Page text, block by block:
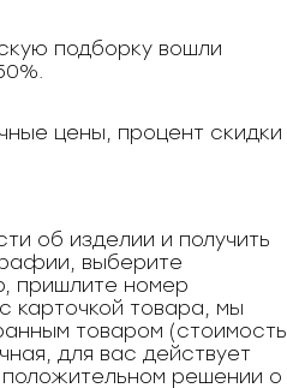
подборку вошли
цены, процент скидки
об изделии и получить
выберите
пришлите номер
карточкой товара, мы
товаром (стоимость
для вас действует
решении о